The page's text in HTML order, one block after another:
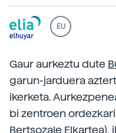
EU
Gaur aurkeztu dute
garun-jarduera
ikerketa.
bi zentroen
Bertsozale